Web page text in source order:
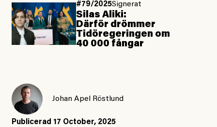
#79/2025Signerat
Silas Aliki:
Därför drömmer
Tidöregeringen om
40 000 fångar
Johan Apel Röstlund
Publicerad 17 October, 2025